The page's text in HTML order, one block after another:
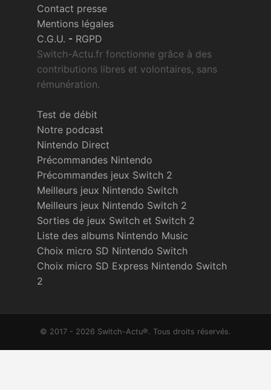
Contact presse
Mentions légales
C.G.U. - RGPD
Switch-Actu.fr fonctionne grâce à des
contributions libres et volontaires, sans
rémunération.
Test de débit
Notre podcast
Nintendo Direct
Précommandes Nintendo
Précommandes jeux Switch 2
Meilleurs jeux Nintendo Switch
Meilleurs jeux Nintendo Switch 2
Sorties de jeux Switch et Switch 2
Liste des albums Nintendo Music
Choix micro SD Nintendo Switch
Choix micro SD Express Nintendo Switch
2
© 2017 - 2026 Switch-Actu®. Tous droits réservés.